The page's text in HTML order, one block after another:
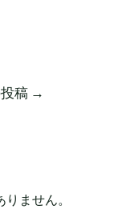
稿 →
ません。